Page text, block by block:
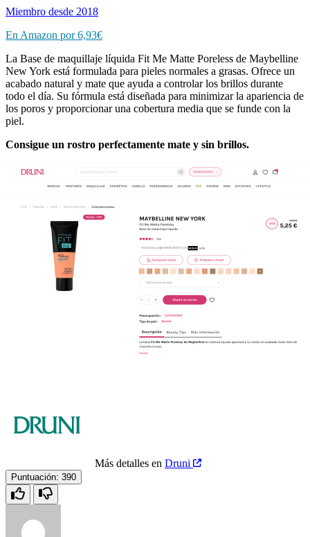
Miembro desde 2018
En Amazon por6,93€
La Base de maquillaje líquida Fit Me Matte Poreless de Maybelline
New York está formulada para pieles normales a grasas. Ofrece un
acabado natural y mate que ayuda a controlar los brillos durante
todo el día. Su fórmula está diseñada para minimizar la apariencia de
los poros y proporcionar una cobertura media que se funde con la
piel.
Consigue un rostro perfectamente mate y sin brillos.
Más detalles en Druni
Puntuación: 390